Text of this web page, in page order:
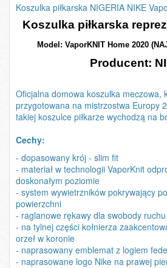
Koszulka piłkarska NIGERIA NIKE
Koszulka piłkarska
Model: VaporKNIT Home 2020
Producent:
Oficjalna domowa koszulka meczowa,
przygotowana na mistrzostwa Europy
takiej koszulce piłkarze wychodzą na
Cechy:
- dopasowany krój - slim fit
- materiał w technologii VaporKnit
doskonałym poziomie
- system wywietrzników pokrywający
powierzchni
- raglanowe rękawy dla swobody
- na tylnej części kołnierza
orzeł w koronie
- naprasowany emblemat z logiem
- naprasowane logo Nike na prawej